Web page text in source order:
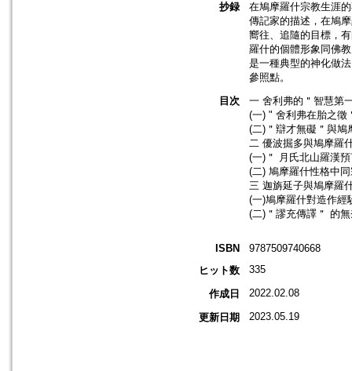
抄録
在鳩摩羅什宗教生涯
傳記家的描述，在鳩
嚮往、追隨的目標，
羅什的個體形象同佛
是一種典型的神化做
參照點。
目次
一 舍利弗的＂智慧第
(一) " 舍利弗在胎之徵
(二)＂辯才無礙＂與鳩
二 優波掘多與鳩摩羅
(一)＂ 月氏北山羅漢
(二) 鳩摩羅什性格中
三 迦旃延子與鳩摩羅
(一)鳩摩羅什對造作經
(二)＂謬充傳譯＂ 的
ISBN
9787509740668
ヒット数
335
作成日 2022.02.08
更新日期 2023.05.19